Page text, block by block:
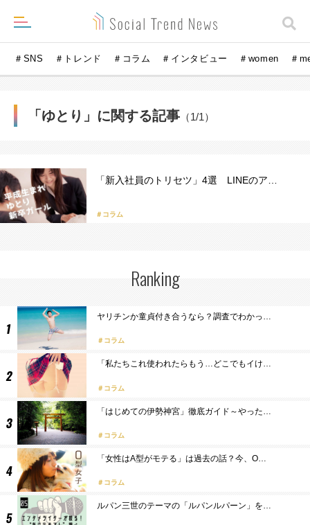
＃SNS ＃トレンド ＃コラム ＃インタビュー ＃women ＃
「ゆとり」に関する記事 （1/1）
「新入社員のトリセツ」4選 LINEのア…
＃コラム
Ranking
ヤリチンか童貞付き合うなら？調査でわかっ…
コラム
「私たちこれ使われたらもう…どこでもイけ…
コラム
「はじめての伊勢神宮」徹底ガイド～やった…
コラム
「女性はA型がモテる」は過去の話？今、O…
コラム
ルパン三世のテーマの「ルパンルパーン」を…